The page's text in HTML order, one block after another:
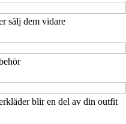
sälj dem vidare
blir en del av din outfit